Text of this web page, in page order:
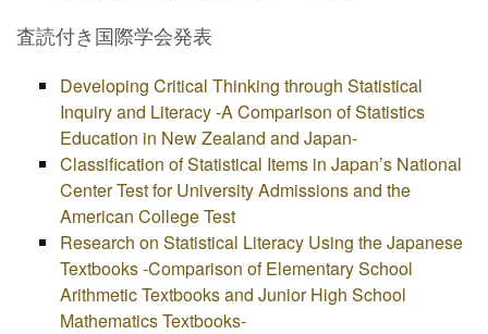
査読付き国際学会発表
Developing Critical Thinking through Statistical
Inquiry and Literacy -A Comparison of Statistics
Education in New Zealand and Japan-
Classification of Statistical Items in Japan’s National
Center Test for University Admissions and the
American College Test
Research on Statistical Literacy Using the Japanese
Textbooks -Comparison of Elementary School
Arithmetic Textbooks and Junior High School
Mathematics Textbooks-